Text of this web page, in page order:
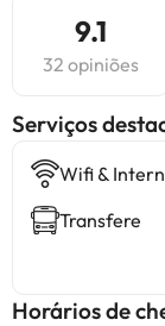
9.1
32 opiniões
Serviços
Wifi &
Transfere
Horários de